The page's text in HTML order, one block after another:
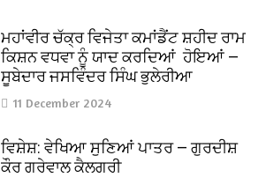
ਮਹਾਂਵੀਰ ਚੱਕ੍ਰ ਵਿਜੇਤਾ ਕਮਾਂਡੈਂਟ ਸ਼ਹੀਦ ਰਾਮ
ਕਿਸ਼ਨ ਵਧਵਾ ਨੂੰ ਯਾਦ ਕਰਦਿਆਂ ਹੋਇਆਂ —
ਸੂਬੇਦਾਰ ਜਸਵਿੰਦਰ ਸਿੰਘ ਭੁਲੇਰੀਆ
11 December 2024
ਵਿਸ਼ੇਸ਼: ਵੇਖਿਆ ਸੁਣਿਆਂ ਪਾਤਰ — ਗੁਰਦੀਸ਼
ਕੌਰ ਗਰੇਵਾਲ ਕੈਲਗਰੀ